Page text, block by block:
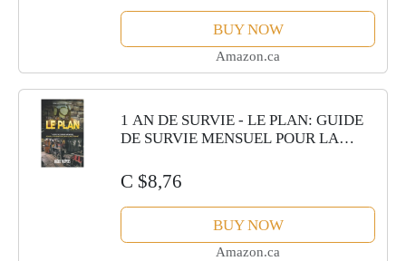
BUY NOW
Amazon.ca
1 AN DE SURVIE - LE PLAN: GUIDE
DE SURVIE MENSUEL POUR LA
C $8,76
BUY NOW
Amazon.ca